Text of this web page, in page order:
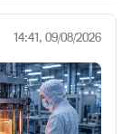
14:41, 09/08/2026